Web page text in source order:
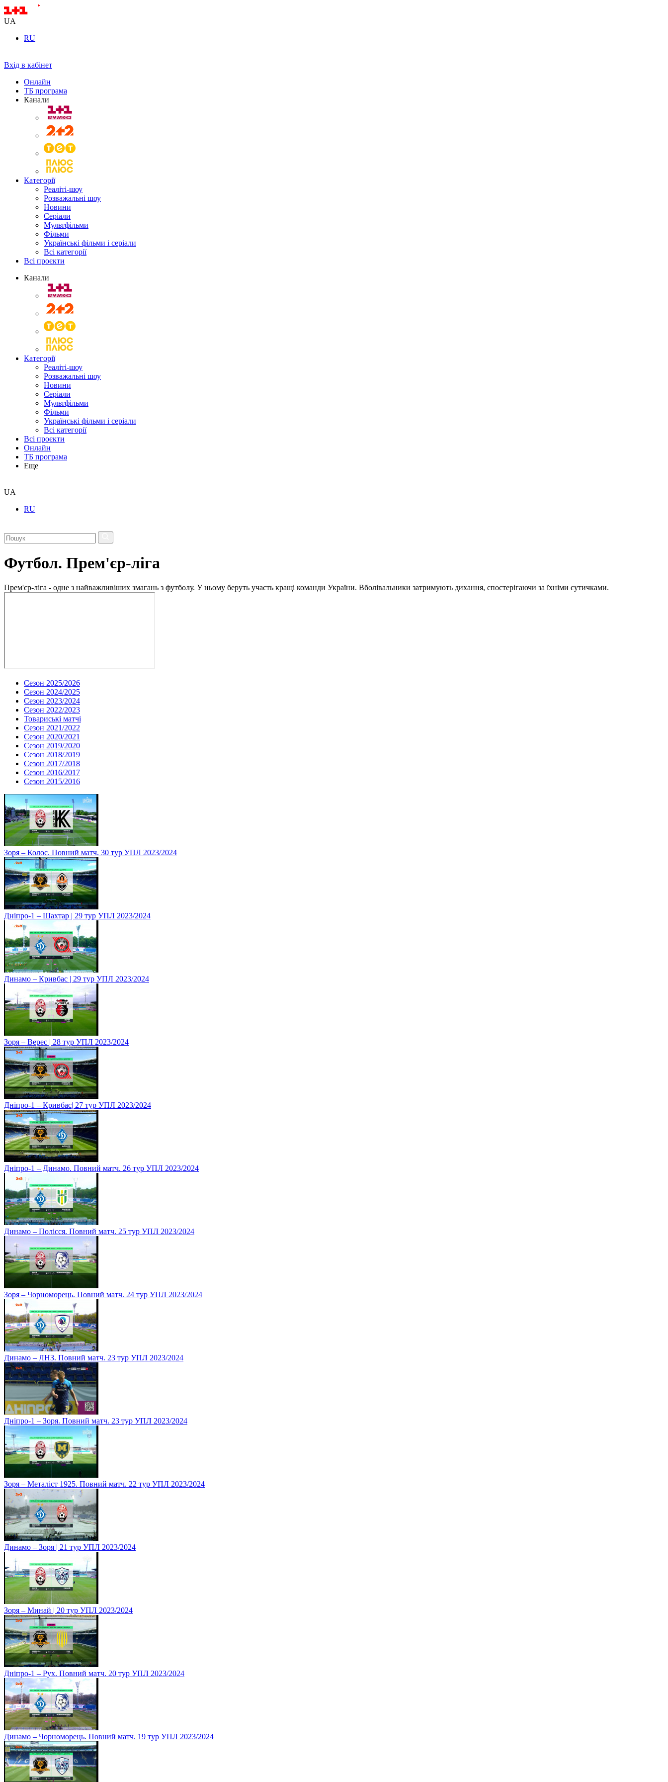
UA
RU
Вхід в кабінет
Онлайн
ТБ програма
Канали
Категорії
Реаліті-шоу
Розважальні шоу
Новини
Серіали
Мультфільми
Фільми
Українські фільми і серіали
Всі категорії
Всі проєкти
Канали
Категорії
Реаліті-шоу
Розважальні шоу
Новини
Серіали
Мультфільми
Фільми
Українські фільми і серіали
Всі категорії
Всі проєкти
Онлайн
ТБ програма
Еще
UA
RU
Футбол. Прем'єр-ліга
Прем'єр-ліга - одне з найважливіших змагань з футболу. У ньому беруть участь кращі команди України. Вболівальники затримують дихання, спостерігаючи за їхніми сутичками.
Сезон 2025/2026
Сезон 2024/2025
Сезон 2023/2024
Сезон 2022/2023
Товариські матчі
Сезон 2021/2022
Сезон 2020/2021
Сезон 2019/2020
Сезон 2018/2019
Сезон 2017/2018
Сезон 2016/2017
Сезон 2015/2016
Зоря – Колос. Повний матч. 30 тур УПЛ 2023/2024
Дніпро-1 – Шахтар | 29 тур УПЛ 2023/2024
Динамо – Кривбас | 29 тур УПЛ 2023/2024
Зоря – Верес | 28 тур УПЛ 2023/2024
Дніпро-1 – Кривбас| 27 тур УПЛ 2023/2024
Дніпро-1 – Динамо. Повний матч. 26 тур УПЛ 2023/2024
Динамо – Полісся. Повний матч. 25 тур УПЛ 2023/2024
Зоря – Чорноморець. Повний матч. 24 тур УПЛ 2023/2024
Динамо – ЛНЗ. Повний матч. 23 тур УПЛ 2023/2024
Дніпро-1 – Зоря. Повний матч. 23 тур УПЛ 2023/2024
Зоря – Металіст 1925. Повний матч. 22 тур УПЛ 2023/2024
Динамо – Зоря | 21 тур УПЛ 2023/2024
Зоря – Минай | 20 тур УПЛ 2023/2024
Дніпро-1 – Рух. Повний матч. 20 тур УПЛ 2023/2024
Динамо – Чорноморець. Повний матч. 19 тур УПЛ 2023/2024